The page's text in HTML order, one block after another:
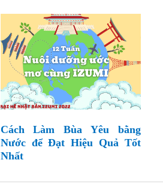
Cách Làm Bùa Yêu bằng
Nước để Đạt Hiệu Quả Tốt
Nhất